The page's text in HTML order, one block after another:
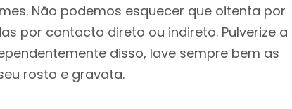
Não podemos esquecer que oitenta por
por contacto direto ou indireto. Pulverize a
disso, lave sempre bem as
rosto e gravata.